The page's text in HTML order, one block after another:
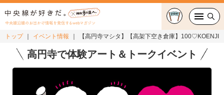
中央線沿線のお出かけ情報を発信するwebマガジン
グルメ・カフェ
トップ イベント情報 【高円寺マシタ】【高架下空き倉庫】100♡KOENJI
高円寺で体験アート＆トークイベント